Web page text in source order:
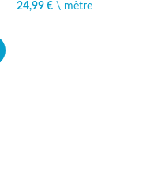
24,99 € \ mètre